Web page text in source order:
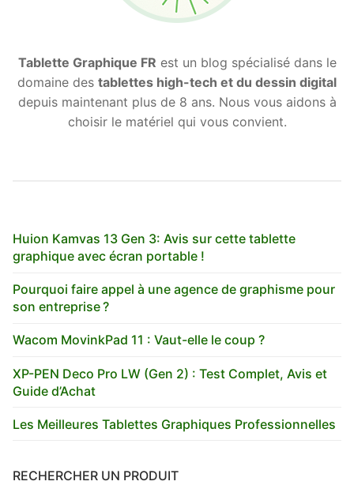
Tablette Graphique FR est un blog spécialisé dans le
domaine des tablettes high-tech et du dessin digital
depuis maintenant plus de 8 ans. Nous vous aidons à
choisir le matériel qui vous convient.
Huion Kamvas 13 Gen 3: Avis sur cette tablette
graphique avec écran portable !
Pourquoi faire appel à une agence de graphisme pour
son entreprise ?
Wacom MovinkPad 11 : Vaut-elle le coup ?
XP-PEN Deco Pro LW (Gen 2) : Test Complet, Avis et
Guide d’Achat
Les Meilleures Tablettes Graphiques Professionnelles
RECHERCHER UN PRODUIT